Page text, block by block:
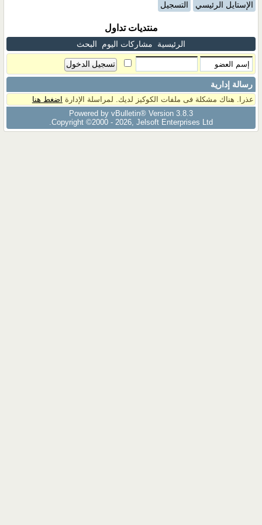
الإستايل الرئيسي التسجيل
منتديات تداول
الرئيسية مشاركات اليوم البحث
رسالة إدارية
عذرا. هناك مشكلة فى ملفات الكوكيز لديك. لمراسلة الإدارة اضغط هنا
Powered by vBulletin® Version 3.8.3
Copyright ©2000 - 2026, Jelsoft Enterprises Ltd.